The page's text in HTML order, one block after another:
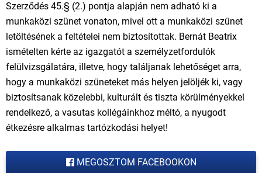
Szerződés 45.§ (2.) pontja alapján nem adható ki a
munkaközi szünet vonaton, mivel ott a munkaközi szünet
letöltésének a feltételei nem biztosítottak. Bernát Beatrix
ismételten kérte az igazgatót a személyzetfordulók
felülvizsgálatára, illetve, hogy találjanak lehetőséget arra,
hogy a munkaközi szüneteket más helyen jelöljék ki, vagy
biztosítsanak közelebbi, kulturált és tiszta körülményekkel
rendelkező, a vasutas kollégáinkhoz méltó, a nyugodt
étkezésre alkalmas tartózkodási helyet!
MEGOSZTOM FACEBOOKON